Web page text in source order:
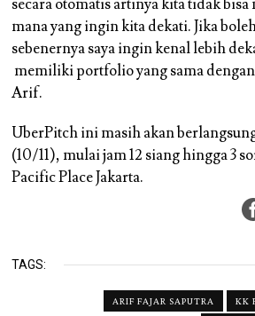
secara otomatis artinya kita tidak
mana yang ingin kita dekati. Jika
sebenernya saya ingin kenal lebih
memiliki portfolio yang sama
Arif.
UberPitch ini masih akan
(10/11), mulai jam 12 siang hingga 3
Pacific Place Jakarta.
TAGS:
ARIF FAJAR SAPUTRA KK